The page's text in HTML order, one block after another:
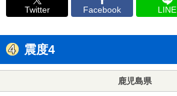
Twitter Facebook LINE
震度4
鹿児島県